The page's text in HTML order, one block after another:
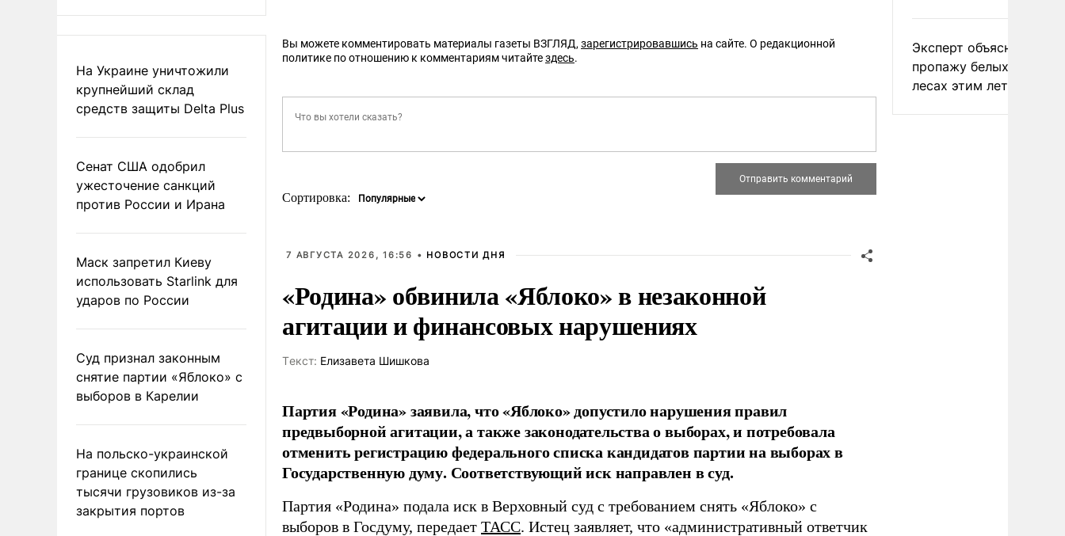
На Украине уничтожили
крупнейший склад
средств защиты Delta Plus
Сенат США одобрил
ужесточение санкций
против России и Ирана
Маск запретил Киеву
использовать Starlink для
ударов по России
Суд признал законным
снятие партии «Яблоко» с
выборов в Карелии
На польско-украинской
границе скопились
тысячи грузовиков из-за
закрытия портов
Вы можете комментировать материалы газеты ВЗГЛЯД, зарегистрировавшись на сайте. О редакционной
политике по отношению к комментариям читайтездесь.
Сортировка:
7 АВГУСТА 2026, 16:56 • НОВОСТИ ДНЯ
«Родина» обвинила «Яблоко» в незаконной
агитации и финансовых нарушениях
Tекст: Елизавета Шишкова
Партия «Родина» заявила, что «Яблоко» допустило нарушения правил
предвыборной агитации, а также законодательства о выборах, и потребовала
отменить регистрацию федерального списка кандидатов партии на выборах в
Государственную думу. Соответствующий иск направлен в суд.
Партия «Родина» подала иск в Верховный суд с требованием снять «Яблоко» с
выборов в Госдуму, передает ТАСС. Истец заявляет, что «административный ответчик
Эксперт объяснил
пропажу белых грибов
лесах этим летом